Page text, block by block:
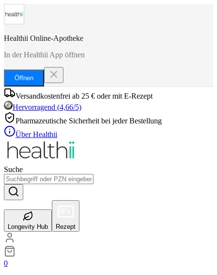
Healthii Online-Apotheke
In der Healthii App öffnen
Öffnen
Versandkostenfrei ab 25 € oder mit E-Rezept
Hervorragend (4,66/5)
Pharmazeutische Sicherheit bei jeder Bestellung
Über Healthii
Suche
Longevity Hub Rezept
0